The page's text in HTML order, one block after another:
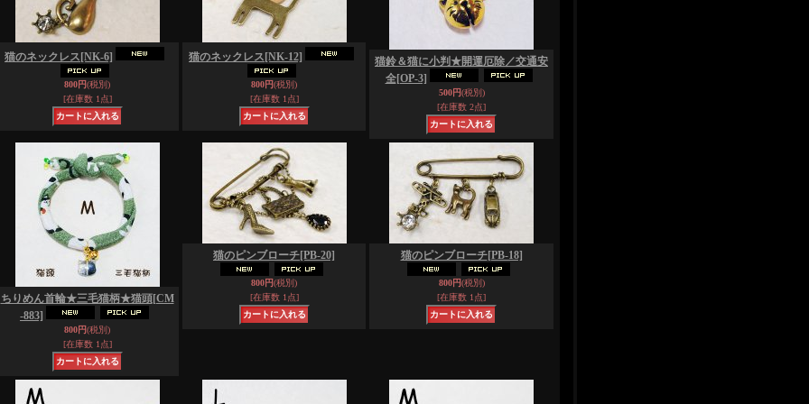
猫のネックレス [NK-6]
800円(税別)
[在庫数 1点]
猫のネックレス [NK-12]
800円(税別)
[在庫数 1点]
猫鈴＆猫に小判★開運厄除／交通安
全[OP-3]
500円(税別)
[在庫数 2点]
ちりめん首輪★三毛猫柄★猫頭[CM
-883]
800円(税別)
[在庫数 1点]
猫のピンブローチ[PB-20]
800円(税別)
[在庫数 1点]
猫のピンブローチ[PB-18]
800円(税別)
[在庫数 1点]